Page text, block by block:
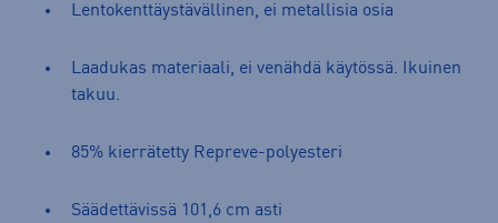
Lentokenttäystävällinen, ei metallisia osia
Laadukas materiaali, ei venähdä käytössä. Ikuinen
takuu.
85% kierrätetty Repreve-polyesteri
Säädettävissä 101,6 cm asti